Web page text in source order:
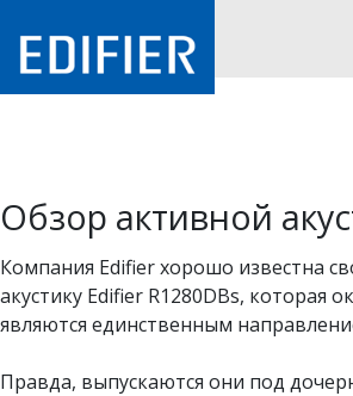
Обзор активной
Компания Edifier хорошо известна
акустику Edifier R1280DBs, которая
являются единственным
Правда, выпускаются они под